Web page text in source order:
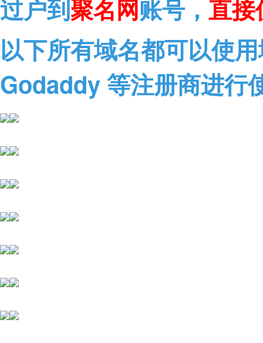
过户到聚名网账号 ， 直接
以下所有域名都可以使
Godaddy 等注册商进行